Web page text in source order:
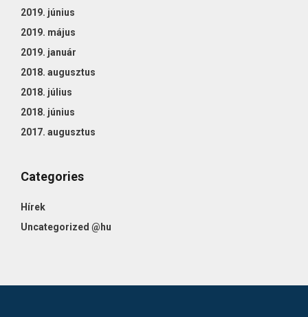
2019. június
2019. május
2019. január
2018. augusztus
2018. július
2018. június
2017. augusztus
Categories
Hírek
Uncategorized @hu